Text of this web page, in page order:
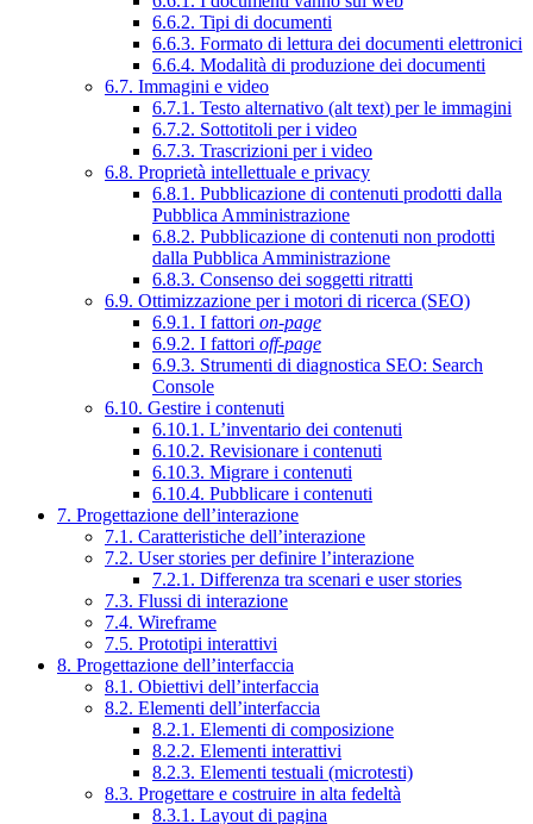
6.6.2. Tipi di documenti
6.6.3. Formato di lettura dei documenti elettronici
6.6.4. Modalità di produzione dei documenti
6.7. Immagini e video
6.7.1. Testo alternativo (alt text) per le immagini
6.7.2. Sottotitoli per i video
6.7.3. Trascrizioni per i video
6.8. Proprietà intellettuale e privacy
6.8.1. Pubblicazione di contenuti prodotti dalla
Pubblica Amministrazione
6.8.2. Pubblicazione di contenuti non prodotti
dalla Pubblica Amministrazione
6.8.3. Consenso dei soggetti ritratti
6.9. Ottimizzazione per i motori di ricerca (SEO)
6.9.1. I fattori on-page
6.9.2. I fattori off-page
6.9.3. Strumenti di diagnostica SEO: Search
Console
6.10. Gestire i contenuti
6.10.1. L’inventario dei contenuti
6.10.2. Revisionare i contenuti
6.10.3. Migrare i contenuti
6.10.4. Pubblicare i contenuti
7. Progettazione dell’interazione
7.1. Caratteristiche dell’interazione
7.2. User stories per definire l’interazione
7.2.1. Differenza tra scenari e user stories
7.3. Flussi di interazione
7.4. Wireframe
7.5. Prototipi interattivi
8. Progettazione dell’interfaccia
8.1. Obiettivi dell’interfaccia
8.2. Elementi dell’interfaccia
8.2.1. Elementi di composizione
8.2.2. Elementi interattivi
8.2.3. Elementi testuali (microtesti)
8.3. Progettare e costruire in alta fedeltà
8.3.1. Layout di pagina